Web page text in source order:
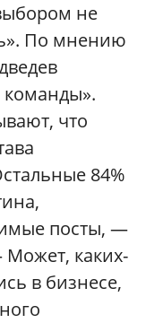
не
По мнению
команды».
что
84%
посты, —
каких-
в бизнесе,